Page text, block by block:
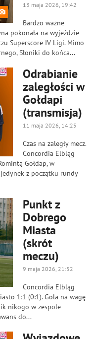
13 maja 2026, 19:42
Bardzo ważne
pokonała na wyjeździe
Superscore IV Ligi. Mimo
Słoniki do końca...
Odrabianie
zaległości w
Gołdapi
(transmisja)
11 maja 2026, 14:25
Czas na zaległy mecz.
Concordia Elbląg
Gołdap, w
z początku rundy
Punkt z
Dobrego
Miasta
(skrót
meczu)
9 maja 2026, 21:52
Concordia Elbląg
1:1 (0:1). Gola na wagę
nikogo w zespole
do...